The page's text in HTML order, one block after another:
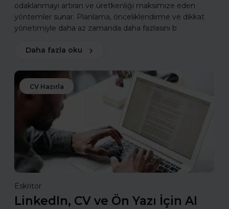
odaklanmayı artıran ve üretkenliği maksimize eden
yöntemler sunar. Planlama, önceliklendirme ve dikkat
yönetimiyle daha az zamanda daha fazlasını b
Daha fazla oku
CV Hazırla
Eskritor
LinkedIn, CV ve Ön Yazı İçin AI